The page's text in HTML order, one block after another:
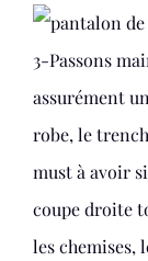
3-Passons
assurément
robe, le
must à avoir
coupe droite
les chemises,